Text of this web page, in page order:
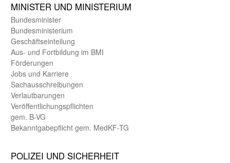
MINISTER UND MINIST­ERIUM
Bundes­minister
Bundes­ministerium
Geschäfts­einteilung
Aus- und Fortbildung im BMI
Förderungen
Jobs und Karriere
Sachaus­schreibungen
Verlautbarungen
Veröffentlichungspflichten
gem. B-VG
Bekanntgabepflicht gem. MedKF-TG
POLIZEI UND SICHER­HEIT